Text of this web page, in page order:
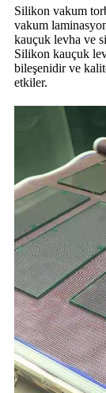
Silikon vakum
vakum
kauçuk levha ve
Silikon kauçuk
bileşenidir ve
etkiler.